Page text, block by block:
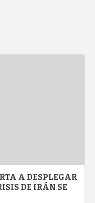
A DESPLEGAR
DE IRÁN SE